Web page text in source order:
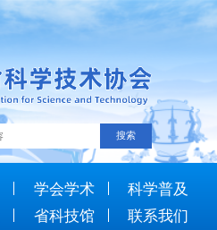
学会学术
科学普及
省科技馆 联系我们